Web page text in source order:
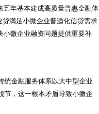
五年基本建成高质量普惠金融体
贷满足小微企业普适化信贷需求
小微企业融资问题提供重要补
统金融服务体系以大中型企业
节，这一根本矛盾导致小微企